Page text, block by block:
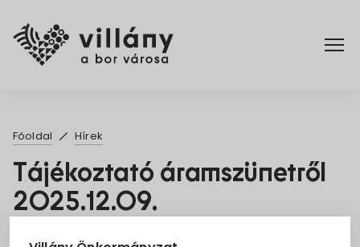
Elérhetőségek
Főoldal Hírek
Tájékoztató áramszünetről
2025.12.09.